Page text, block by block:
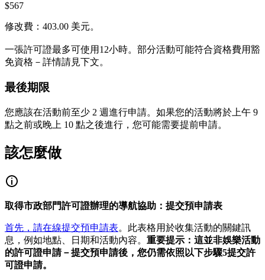
$567
修改費：403.00 美元。
一張許可證最多可使用12小時。部分活動可能符合資格費用豁
免資格－詳情請見下文。
最後期限
您應該在活動前至少​​ 2 週進行申請。如果您的活動將於上午 9
點之前或晚上 10 點之後進行，您可能需要提前申請。
該怎麼做
取得市政部門許可證辦理的導航協助：提交預申請表
首先，請在線提交預申請表。此表格用於收集活動的關鍵訊
息，例如地點、日期和活動內容。 重要提示：這並非娛樂活動
的許可證申請－提交預申請後，您仍需依照以下步驟5提交許
可證申請。